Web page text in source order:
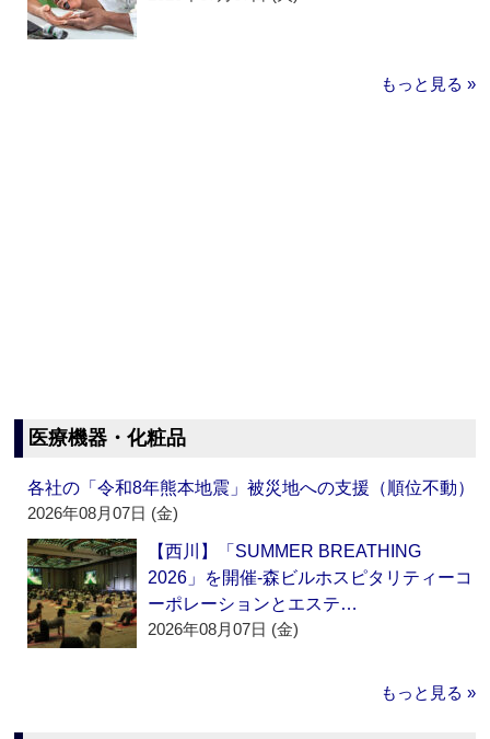
もっと見る »
医療機器・化粧品
各社の「令和8年熊本地震」被災地への支援（順位不動）
2026年08月07日 (金)
【西川】「SUMMER BREATHING
2026」を開催‐森ビルホスピタリティーコ
ーポレーションとエステ…
2026年08月07日 (金)
もっと見る »